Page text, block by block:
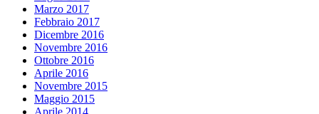
Marzo 2017
Febbraio 2017
Dicembre 2016
Novembre 2016
Ottobre 2016
Aprile 2016
Novembre 2015
Maggio 2015
Aprile 2014